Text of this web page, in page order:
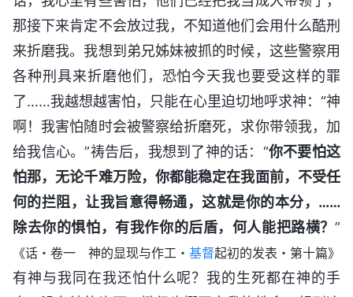
那接下来肯定不会放过我，不知道他们会用什么酷刑
来折磨我。我想到弟兄姊妹被抓的时候，这些警察用
各种刑具来折磨他们，恐怕今天我也要受这样的罪
了……我越想越害怕，只能在心里迫切地呼求神：“神
啊！我害怕随时会被警察给折磨死，求你带领我，加
给我信心。”祷告后，我想到了神的话：“你不要怕这
怕那，无论千难万险，你都能稳定在我面前，不受任
何的拦阻，让我旨意得畅通，这就是你的本分，……
除去你的惧怕，有我作你的后盾，何人能把路横？ ”
《话・卷一 神的显现与作工・ 基督起初的发表・第十篇》
有神与我同在我还怕什么呢？我的生死都在神的手